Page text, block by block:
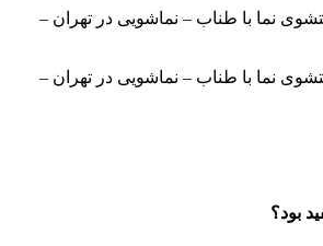
نما با طناب – نماشویی در تهران –
نما با طناب – نماشویی در تهران –
بود؟